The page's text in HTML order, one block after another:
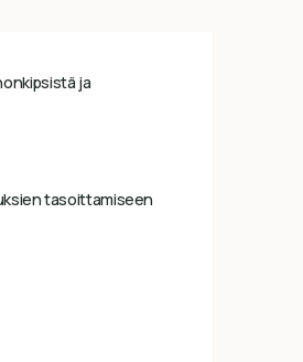
ja
tasoittamiseen